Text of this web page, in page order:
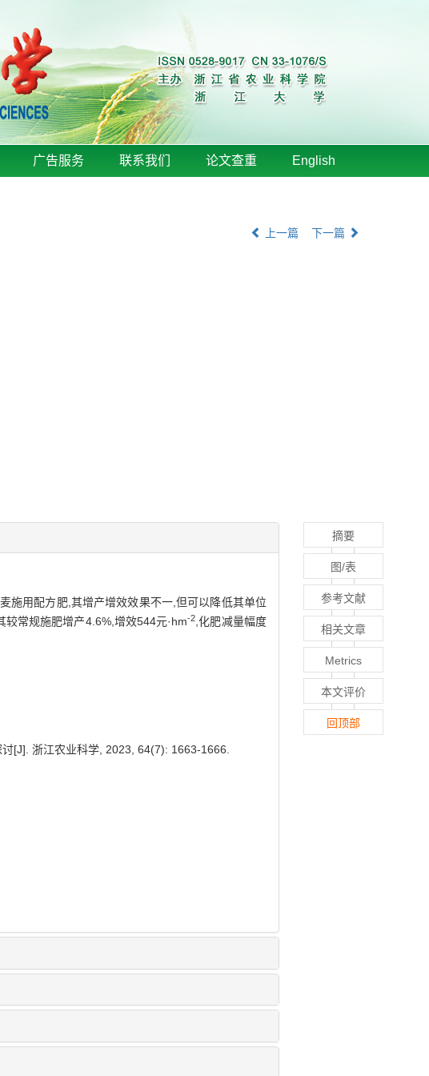
广告服务 联系我们 论文查重 English
上一篇 下一篇
施用配方肥,其增产增效效果不一,但可以降低其单位
常规施肥增产4.6%,增效544元·hm-2 ,化肥减量幅度
[J]. 浙江农业科学, 2023, 64(7): 1663-1666.
摘要
图/表
参考文献
相关文章
Metrics
本文评价
回顶部